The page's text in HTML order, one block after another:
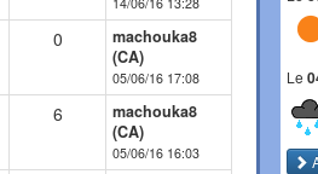
0
machouka8
(CA)
05/06/16 17:08
6
machouka8
(CA)
05/06/16 16:03
Le